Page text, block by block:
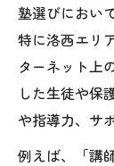
塾選びにおい
特に洛西エリ
ターネット上
した生徒や保
や指導力、サ
例えば、「講